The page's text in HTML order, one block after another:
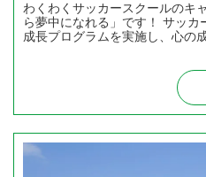
わくわくサッカースクールのキ
ら夢中になれる」です！ サッ
成長プログラムを実施し、心の